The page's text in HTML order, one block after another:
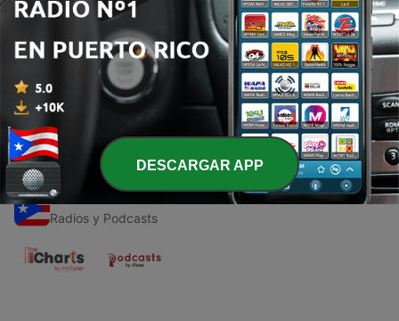
Episodios
1 - Simón- la flauta de bambú
26 sep. 2020
Emisoras de Puerto Rico
Radios y Podcasts
DESCARGAR APP